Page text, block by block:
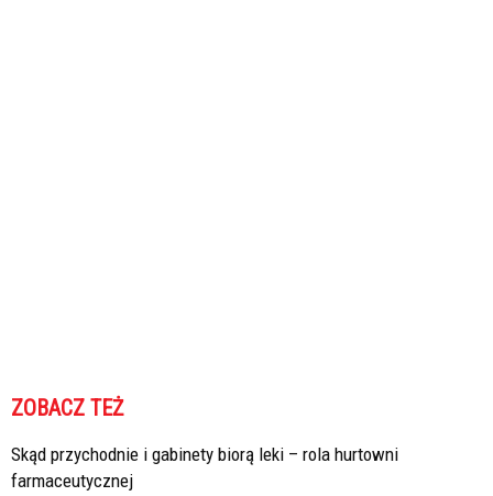
ZOBACZ TEŻ
Skąd przychodnie i gabinety biorą leki – rola hurtowni
farmaceutycznej